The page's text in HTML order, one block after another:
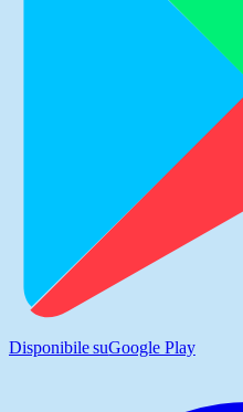
Disponibile suGoogle Play